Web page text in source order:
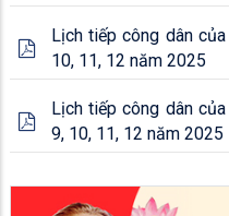
Lịch tiếp công dân
10, 11, 12 năm 2025
Lịch tiếp công dân
9, 10, 11, 12 năm 2025